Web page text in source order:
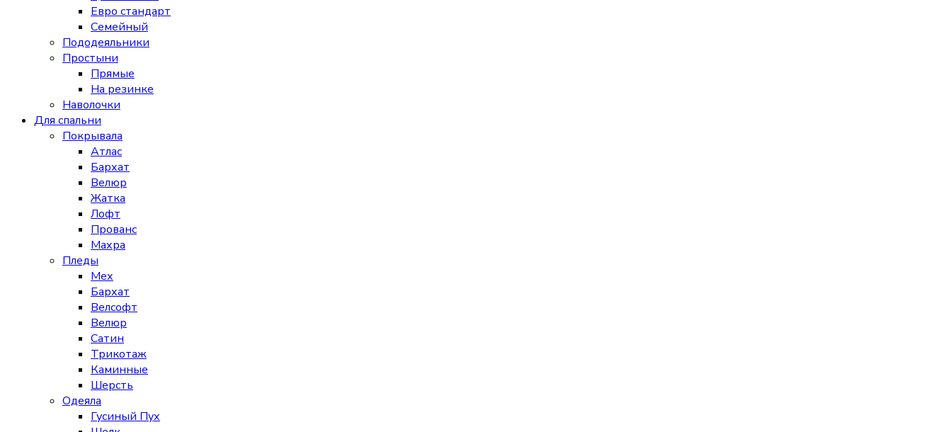
Евро стандарт
Семейный
Пододеяльники
Простыни
Прямые
На резинке
Наволочки
Для спальни
Покрывала
Атлас
Бархат
Велюр
Жатка
Лофт
Прованс
Махра
Пледы
Мех
Бархат
Велсофт
Велюр
Сатин
Трикотаж
Каминные
Шерсть
Одеяла
Гусиный Пух